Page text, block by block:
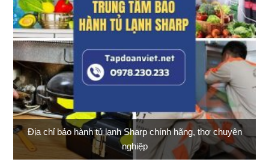
Địa chỉ bảo hành tủ lạnh Sharp chính hãng, thợ chuyên
nghiệp